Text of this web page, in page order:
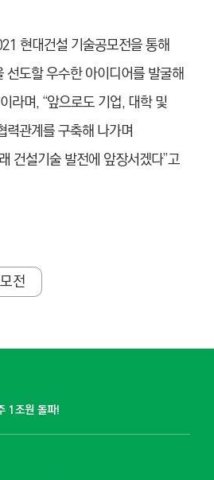
현대건설 기술공모전을 통해
선도할 우수한 아이디어를 발굴해
라며, “앞으로도 기업, 대학 및
력관계를 구축해 나가며
건설기술 발전에 앞장서겠다”고
전
1조원 돌파!